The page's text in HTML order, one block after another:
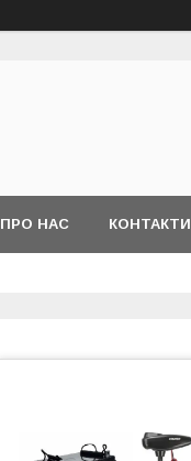
ПРО НАС КОНТАКТИ